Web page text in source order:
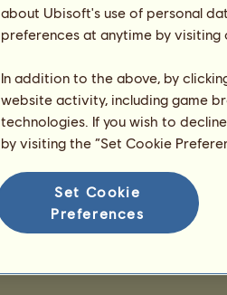
about Ubisoft's use of personal
preferences at anytime by
In addition to the above, by
website activity, including game
technologies. If you wish to
by visiting the “Set Cookie
Set Cookie
Preferences